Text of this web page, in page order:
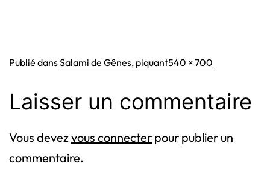
Publié dansSalami de Gênes, piquantTaille
540 × 700
Laisser un commentaire
Vous devezvous connecter pour publier un
commentaire.